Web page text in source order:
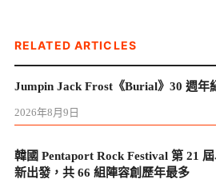
RELATED ARTICLES
Jumpin Jack Frost《Burial》30 週年
2026年8月9日
韓國 Pentaport Rock Festival 第 21
新出發，共 66 組陣容創歷年最多